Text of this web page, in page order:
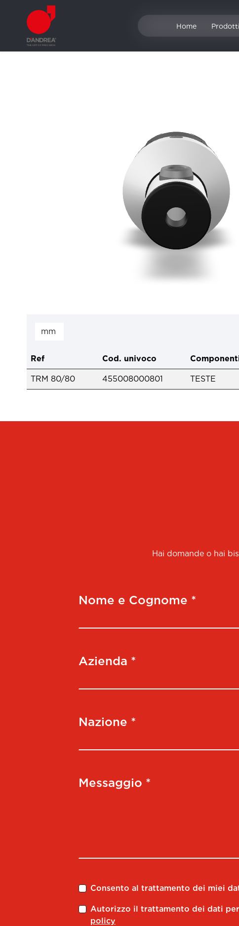
Home Prodotti
Ref Cod. univoco
TRM 80/80 455008000801 TESTE
Hai domande o hai
Nome e Cognome *
Azienda *
Nazione *
Messaggio *
Consento al trattamento dei miei
Autorizzo il trattamento dei dati
policy